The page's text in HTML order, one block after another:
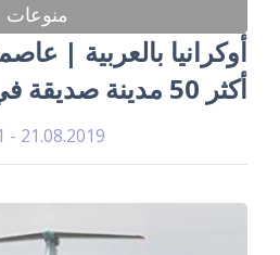
منوعات
أوكرانيا بالعربية |
أكثر 50 مدينة صديقة في العالم
21.08.2019 - 10:21